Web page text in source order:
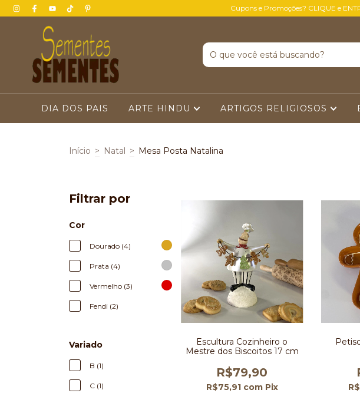
Cupons e Promoções? CLIQUE e
DIA DOS PAIS ARTE HINDU ARTIGOS RELIGIOSOS
Início > Natal > Mesa Posta Natalina
Filtrar por
Cor
Dourado (4)
Prata (4)
Vermelho (3)
Fendi (2)
Variado
B (1)
C (1)
Escultura Cozinheiro o
Mestre dos Biscoitos 17 cm
R$79,90
R$75,91 com Pix